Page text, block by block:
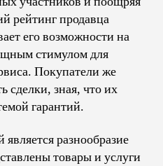
рейтинг продавца
его возможности на
стимулом для
Покупатели же
сделки, зная, что их
гарантий.
разнообразие
товары и услуги